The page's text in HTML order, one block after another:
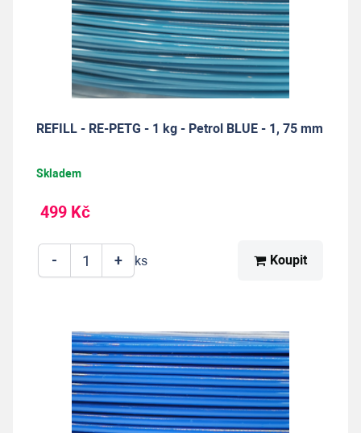
REFILL - RE-PETG - 1 kg - Petrol BLUE - 1, 75 mm
Skladem
499 Kč
+
- ks Koupit